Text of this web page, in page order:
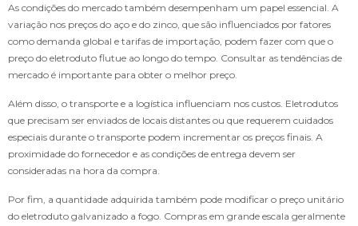
As condições do mercado também desempenham um papel essencial. A
variação nos preços do aço e do zinco, que são influenciados por fatores
como demanda global e tarifas de importação, podem fazer com que o
preço do eletroduto flutue ao longo do tempo. Consultar as tendências de
mercado é importante para obter o melhor preço.
Além disso, o transporte e a logística influenciam nos custos. Eletrodutos
que precisam ser enviados de locais distantes ou que requerem cuidados
especiais durante o transporte podem incrementar os preços finais. A
proximidade do fornecedor e as condições de entrega devem ser
consideradas na hora da compra.
Por fim, a quantidade adquirida também pode modificar o preço unitário
do eletroduto galvanizado a fogo. Compras em grande escala geralmente